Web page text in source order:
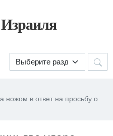
ножом в ответ на просьбу о